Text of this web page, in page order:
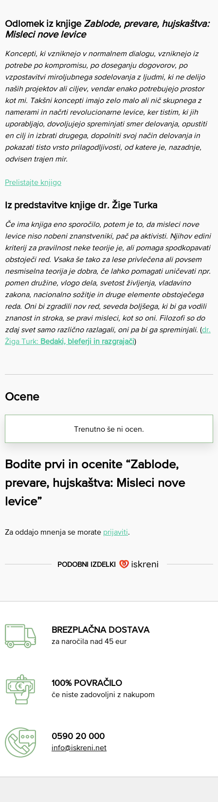
Odlomek iz knjige Zablode, prevare, hujskaštva:
Misleci nove levice
Koncepti, ki vzniknejo v normalnem dialogu, vzniknejo iz
potrebe po kompromisu, po doseganju dogovorov, po
vzpostavitvi miroljubnega sodelovanja z ljudmi, ki ne delijo
naših projektov ali ciljev, vendar enako potrebujejo prostor
kot mi. Takšni koncepti imajo zelo malo ali nič skupnega z
namerami in načrti revolucionarne levice, ker tistim, ki jih
uporabljajo, dovoljujejo spreminjati smer delovanja, opustiti
en cilj in izbrati drugega, dopolniti svoj način delovanja in
pokazati tisto vrsto prilagodljivosti, od katere je, nazadnje,
odvisen trajen mir.
Prelistajte knjigo
Iz predstavitve knjige dr. Žige Turka
Če ima knjiga eno sporočilo, potem je to, da misleci nove
levice niso nobeni znanstveniki, pač pa aktivisti. Njihov edini
kriterij za pravilnost neke teorije je, ali pomaga spodkopavati
obstoječi red. Vsaka še tako za lese privlečena ali povsem
nesmiselna teorija je dobra, če lahko pomagati uničevati npr.
pomen družine, vlogo dela, svetost življenja, vladavino
zakona, nacionalno sožitje in druge elemente obstoječega
reda. Oni bi zgradili nov red, seveda boljšega, ki bi ga vodili
znanost in stroka, se pravi misleci, kot so oni. Filozofi so do
zdaj svet samo različno razlagali, oni pa bi ga spreminjali. (dr.
Žiga Turk: Bedaki, bleferji in razgrajači)
Ocene
Trenutno še ni ocen.
Bodite prvi in ocenite “Zablode,
prevare, hujskaštva: Misleci nove
levice”
Za oddajo mnenja se morate prijaviti.
PODOBNI IZDELKI
BREZPLAČNA DOSTAVA
za naročila nad 45 eur
100% POVRAČILO
če niste zadovoljni z nakupom
0590 20 000
info@iskreni.net